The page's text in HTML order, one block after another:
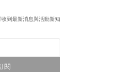
到最新消息與活動新知
閱